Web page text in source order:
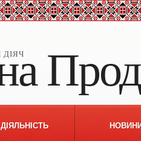
ДІЯЛЬНІСТЬ